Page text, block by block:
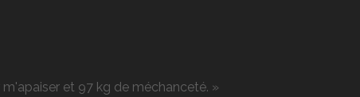
et 97 kg de méchanceté. »